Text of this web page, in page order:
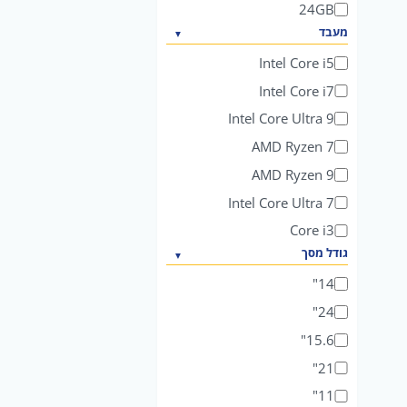
24GB
מעבד
Intel Core i5
Intel Core i7
Intel Core Ultra 9
AMD Ryzen 7
AMD Ryzen 9
Intel Core Ultra 7
Core i3
גודל מסך
14"
24"
15.6"
21"
11"